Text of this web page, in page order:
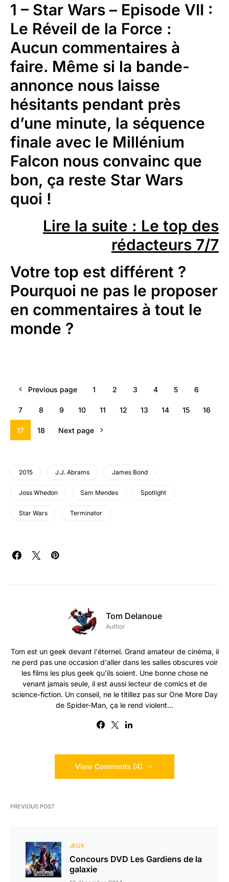
1 – Star Wars – Episode VII :
Le Réveil de la Force :
Aucun commentaires à
faire. Même si la bande-
annonce nous laisse
hésitants pendant près
d’une minute, la séquence
finale avec le Millénium
Falcon nous convainc que
bon, ça reste Star Wars
quoi !
Lire la suite : Le top des
rédacteurs 7/7
Votre top est différent ?
Pourquoi ne pas le proposer
en commentaires à tout le
monde ?
Previous page 1 2 3 4 5 6
7 8 9 10 11 12 13 14 15 16
17 18 Next page
2015 J.J. Abrams James Bond
Joss Whedon Sam Mendes Spotlight
Star Wars Terminator
Tom Delanoue
Author
Tom est un geek devant l'éternel. Grand amateur de cinéma, il
ne perd pas une occasion d'aller dans les salles obscures voir
les films les plus geek qu'ils soient. Une bonne chose ne
venant jamais seule, il est aussi lecteur de comics et de
science-fiction. Un conseil, ne le titillez pas sur One More Day
de Spider-Man, ça le rend violent...
View Comments (4)
PREVIOUS POST
JEUX
Concours DVD Les Gardiens de la
galaxie